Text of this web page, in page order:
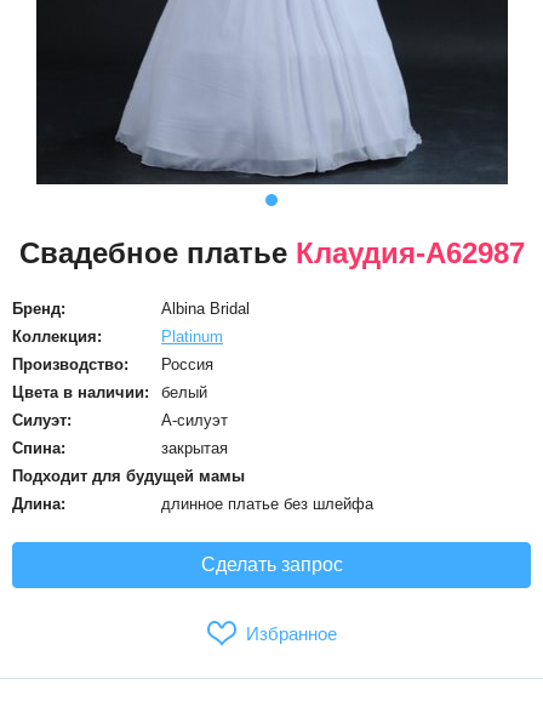
Свадебное платье Клаудия-А62987
Бренд:
Albina Bridal
Коллекция:
Platinum
Производство:
Россия
Цвета в наличии:
белый
Силуэт:
А-силуэт
Спина:
закрытая
Подходит для будущей мамы
Длина:
длинное платье без шлейфа
Сделать запрос
Избранное